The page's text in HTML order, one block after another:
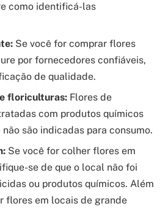
como identificá-las
Se você for comprar flores
por fornecedores confiáveis,
de qualidade.
floriculturas: Flores de
com produtos químicos
são indicadas para consumo.
Se você for colher flores em
se de que o local não foi
ou produtos químicos. Além
flores em locais de grande